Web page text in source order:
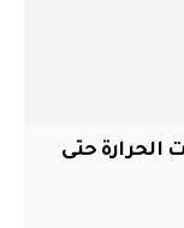
الحرارة حتى